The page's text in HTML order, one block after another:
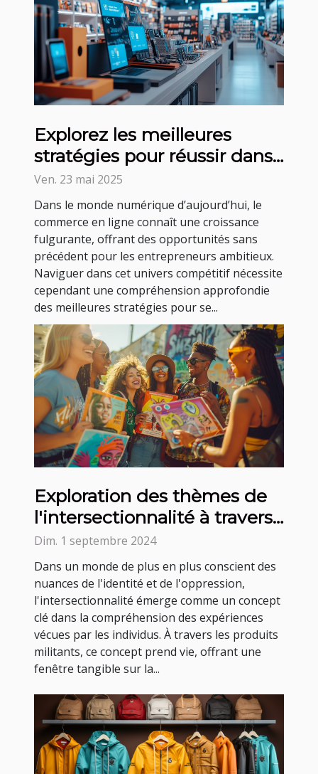
Explorez les meilleures
stratégies pour réussir dans
le commerce en ligne
Ven. 23 mai 2025
Dans le monde numérique d’aujourd’hui, le
commerce en ligne connaît une croissance
fulgurante, offrant des opportunités sans
précédent pour les entrepreneurs ambitieux.
Naviguer dans cet univers compétitif nécessite
cependant une compréhension approfondie
des meilleures stratégies pour se...
Exploration des thèmes de
l'intersectionnalité à travers
des produits militants
Dim. 1 septembre 2024
Dans un monde de plus en plus conscient des
nuances de l'identité et de l'oppression,
l'intersectionnalité émerge comme un concept
clé dans la compréhension des expériences
vécues par les individus. À travers les produits
militants, ce concept prend vie, offrant une
fenêtre tangible sur la...